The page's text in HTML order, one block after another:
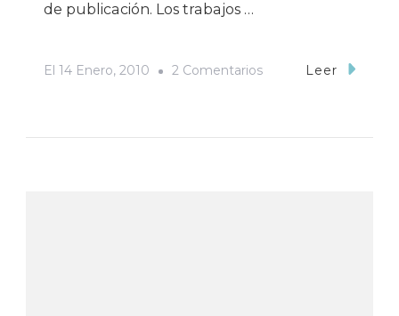
de publicación. Los trabajos …
El 14 Enero, 2010 2 ComentariosEn
Leer